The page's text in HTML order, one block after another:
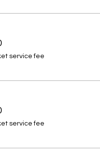
service fee
service fee